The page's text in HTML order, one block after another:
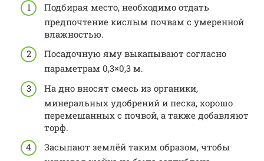
Подбирая место, необходимо отдать
предпочтение кислым почвам с умеренной
влажностью.
Посадочную яму выкапывают согласно
параметрам 0,3×0,3 м.
На дно вносят смесь из органики,
минеральных удобрений и песка, хорошо
перемешанных с почвой, а также добавляют
торф.
Засыпают землёй таким образом, чтобы